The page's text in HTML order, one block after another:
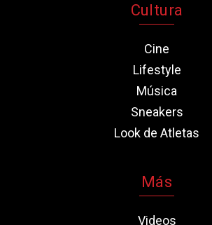
Cultura
Cine
Lifestyle
Música
Sneakers
Look de Atletas
Más
Videos